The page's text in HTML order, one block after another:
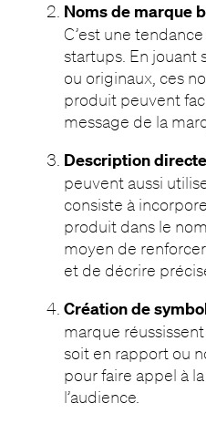
Noms de marque
C’est une
startups. En jouant
ou originaux, ces
produit peuvent
message de la
Description directe
peuvent aussi
consiste à
produit dans le
moyen de
et de décrire
Création de
marque
soit en rapport ou
pour faire appel à
l’audience.